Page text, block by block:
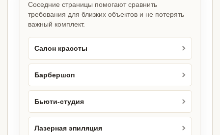
Соседние страницы помогают сравнить
требования для близких объектов и не потерять
важный комплект.
Салон красоты
Барбершоп
Бьюти-студия
Лазерная эпиляция